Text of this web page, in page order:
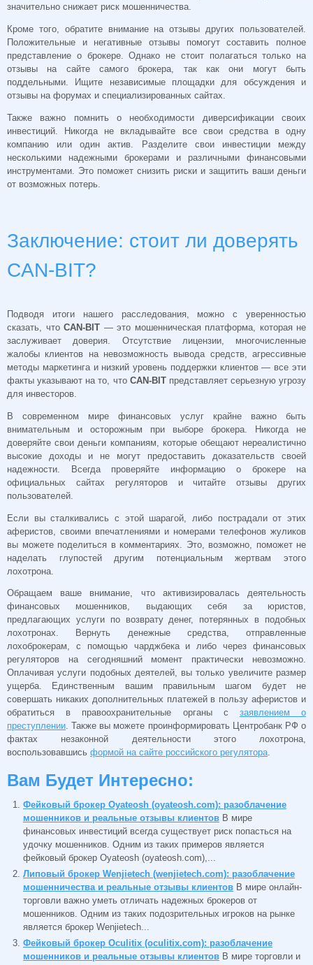
значительно снижает риск мошенничества.
Кроме того, обратите внимание на отзывы других пользователей.
Положительные и негативные отзывы помогут составить полное
представление о брокере. Однако не стоит полагаться только на
отзывы на сайте самого брокера, так как они могут быть
поддельными. Ищите независимые площадки для обсуждения и
отзывы на форумах и специализированных сайтах.
Также важно помнить о необходимости диверсификации своих
инвестиций. Никогда не вкладывайте все свои средства в одну
компанию или один актив. Разделите свои инвестиции между
несколькими надежными брокерами и различными финансовыми
инструментами. Это поможет снизить риски и защитить ваши деньги
от возможных потерь.
Заключение: стоит ли доверять
CAN-BIT?
Подводя итоги нашего расследования, можно с уверенностью
сказать, что CAN-BIT — это мошенническая платформа, которая не
заслуживает доверия. Отсутствие лицензии, многочисленные
жалобы клиентов на невозможность вывода средств, агрессивные
методы маркетинга и низкий уровень поддержки клиентов — все эти
факты указывают на то, что CAN-BITпредставляет серьезную угрозу
для инвесторов.
В современном мире финансовых услуг крайне важно быть
внимательным и осторожным при выборе брокера. Никогда не
доверяйте свои деньги компаниям, которые обещают нереалистично
высокие доходы и не могут предоставить доказательств своей
надежности. Всегда проверяйте информацию о брокере на
официальных сайтах регуляторов и читайте отзывы других
пользователей.
Если вы сталкивались с этой шарагой, либо пострадали от этих
аферистов, своими впечатлениями и номерами телефонов жуликов
вы можете поделиться в комментариях. Это, возможно, поможет не
наделать глупостей другим потенциальным жертвам этого
лохотрона.
Обращаем ваше внимание, что активизировалась деятельность
финансовых мошенников, выдающих себя за юристов,
предлагающих услуги по возврату денег, потерянных в подобных
лохотронах. Вернуть денежные средства, отправленные
лохоброкерам, с помощью чарджбека и либо через финансовых
регуляторов на сегодняшний момент практически невозможно.
Оплачивая услуги подобных деятелей, вы только увеличите размер
ущерба. Единственным вашим правильным шагом будет не
совершать никаких дополнительных платежей в пользу аферистов и
обратиться в правоохранительные органы с заявлением о
преступлении. Также вы можете проинформировать Центробанк РФ о
фактах незаконной деятельности этого лохотрона,
воспользовавшись формой на сайте российского регулятора.
Вам Будет Интересно:
Фейковый брокер Oyateosh (oyateosh.com): разоблачение
мошенников и реальные отзывы клиентов В мире
финансовых инвестиций всегда существует риск попасться на
удочку мошенников. Одним из таких примеров является
фейковый брокер Oyateosh (oyateosh.com),...
Липовый брокер Wenjietech (wenjietech.com): разоблачение
мошенничества и реальные отзывы клиентов В мире онлайн-
торговли важно уметь отличать надежных брокеров от
мошенников. Одним из таких подозрительных игроков на рынке
является брокер Wenjietech...
Фейковый брокер Oculitix (oculitix.com): разоблачение
мошенников и реальные отзывы клиентов В мире торговли и